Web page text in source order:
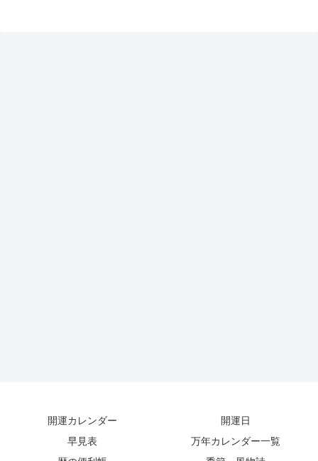
開運カレンダー
開運日
早見表
万年カレンダー一覧